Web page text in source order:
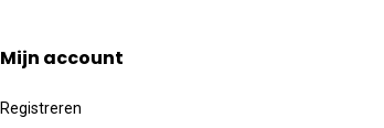
Mijn account
Registreren